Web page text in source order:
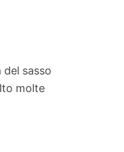
sasso
molte